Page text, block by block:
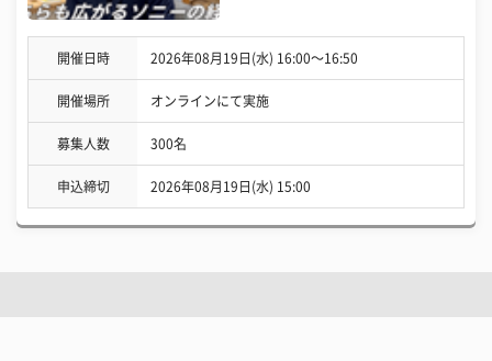
開催日時 2026年08月19日(水) 16:00〜16:50
開催場所 オンラインにて実施
募集人数 300名
申込締切 2026年08月19日(水) 15:00